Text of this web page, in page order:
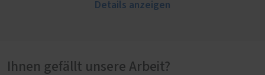
Details anzeigen
Ihnen gefällt unsere Arbeit?